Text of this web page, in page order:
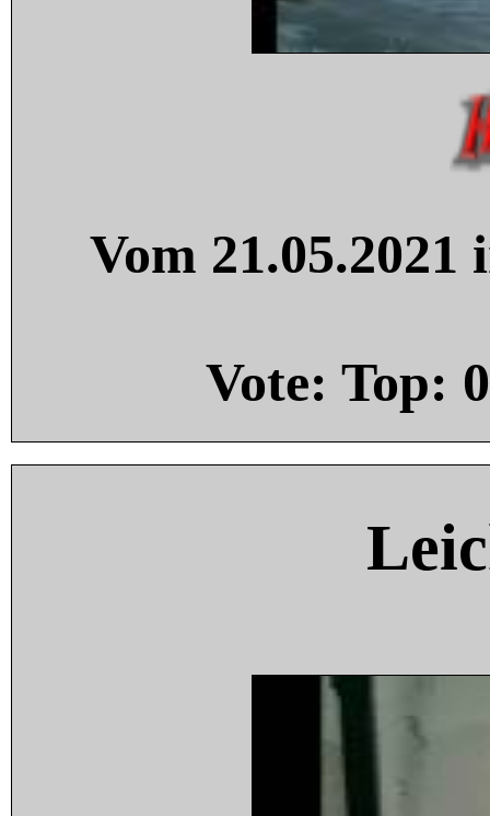
Vom
Vote: Top: 0